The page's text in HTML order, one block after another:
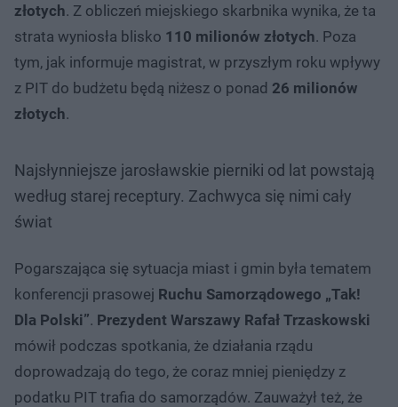
złotych. Z obliczeń miejskiego skarbnika wynika, że ta
strata wyniosła blisko 110 milionów złotych. Poza
tym, jak informuje magistrat, w przyszłym roku wpływy
z PIT do budżetu będą niżesz o ponad 26 milionów
złotych.
Najsłynniejsze jarosławskie pierniki od lat powstają
według starej receptury. Zachwyca się nimi cały
świat
Pogarszająca się sytuacja miast i gmin była tematem
konferencji prasowej Ruchu Samorządowego „Tak!
Dla Polski”. Prezydent Warszawy Rafał Trzaskowski
mówił podczas spotkania, że działania rządu
doprowadzają do tego, że coraz mniej pieniędzy z
podatku PIT trafia do samorządów. Zauważył też, że